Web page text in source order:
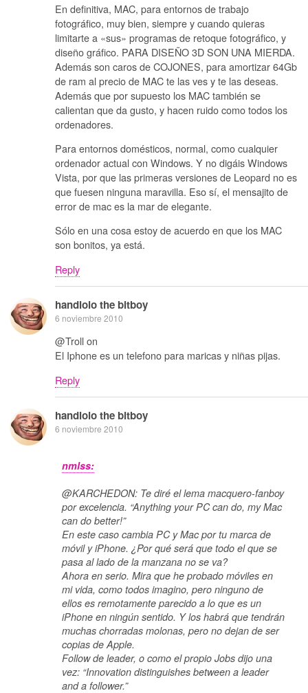
En definitiva, MAC, para entornos de trabajo
fotográfico, muy bien, siempre y cuando quieras
limitarte a «sus» programas de retoque fotográfico, y
diseño gráfico. PARA DISEÑO 3D SON UNA MIERDA.
Además son caros de COJONES, para amortizar 64Gb
de ram al precio de MAC te las ves y te las deseas.
Además que por supuesto los MAC también se
calientan que da gusto, y hacen ruido como todos los
ordenadores.
Para entornos domésticos, normal, como cualquier
ordenador actual con Windows. Y no digáis Windows
Vista, por que las primeras versiones de Leopard no es
que fuesen ninguna maravilla. Eso sí, el mensajito de
error de mac es la mar de elegante.
Sólo en una cosa estoy de acuerdo en que los MAC
son bonitos, ya está.
Reply
handlolo the bitboy
6 noviembre 2010
@Troll on
El Iphone es un telefono para maricas y niñas pijas.
Reply
handlolo the bitboy
6 noviembre 2010
nmlss:
@KARCHEDON: Te diré el lema macquero-fanboy
por excelencia. “Anything your PC can do, my Mac
can do better!”
En este caso cambia PC y Mac por tu marca de
móvil y iPhone. ¿Por qué será que todo el que se
pasa al lado de la manzana no se va?
Ahora en serio. Mira que he probado móviles en
mi vida, como todos imagino, pero ninguno de
ellos es remotamente parecido a lo que es un
iPhone en ningún sentido. Y los habrá que tendrán
muchas chorradas molonas, pero no dejan de ser
copias de Apple.
Follow de leader, o como el propio Jobs dijo una
vez: “Innovation distinguishes between a leader
and a follower.”